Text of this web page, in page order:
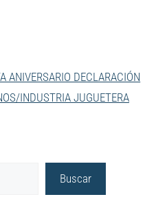
ANIVERSARIO DECLARACIÓN
INDUSTRIA JUGUETERA
Buscar